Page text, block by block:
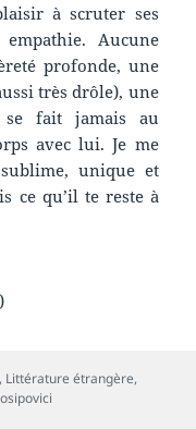
à scruter ses
Aucune
profonde, une
très drôle), une
fait jamais au
avec lui. Je me
unique et
ce qu’il te reste à
, Littérature étrangère,